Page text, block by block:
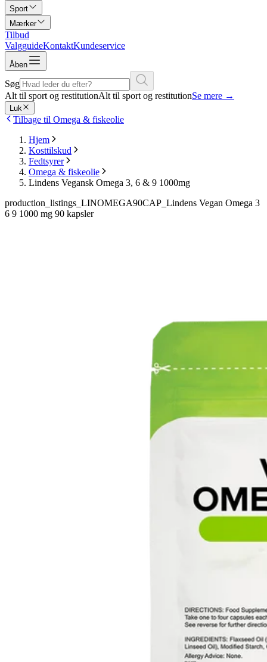
Sport
Mærker
Tilbud
ValgguideKontaktKundeservice
Åben
Søg
Alt til sport og restitutionAlt til sport og restitutionSe mere →
Luk
Tilbage til Omega & fiskeolie
Hjem
Kosttilskud
Fedtsyrer
Omega & fiskeolie
Lindens Vegansk Omega 3, 6 & 9 1000mg
production_listings_LINOMEGA90CAP_Lindens Vegan Omega 3
6 9 1000 mg 90 kapsler